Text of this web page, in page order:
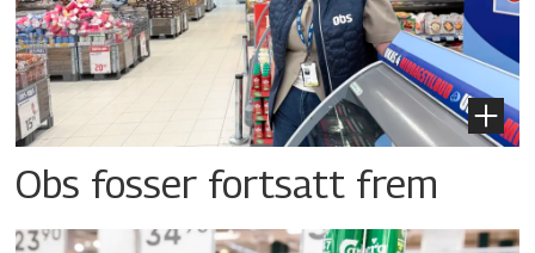
Obs fosser fortsatt frem